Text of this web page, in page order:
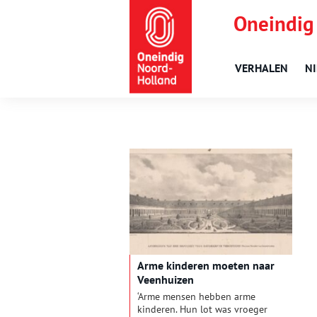
VERHALEN
Arme kinderen moeten naar
Veenhuizen
‘Arme mensen hebben arme
kinderen. Hun lot was vroeger